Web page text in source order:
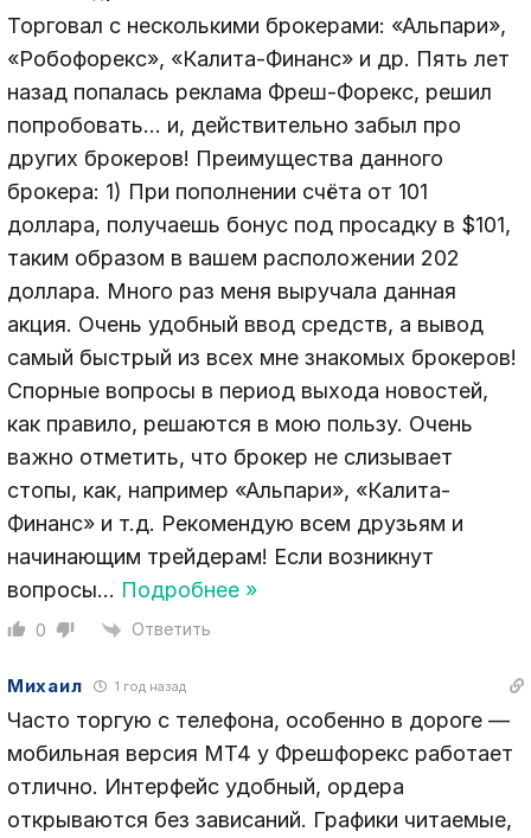
Торговал с несколькими брокерами: «Альпари»,
«Робофорекс», «Калита-Финанс» и др. Пять лет
назад попалась реклама Фреш-Форекс, решил
попробовать… и, действительно забыл про
других брокеров! Преимущества данного
брокера: 1) При пополнении счёта от 101
доллара, получаешь бонус под просадку в $101,
таким образом в вашем расположении 202
доллара. Много раз меня выручала данная
акция. Очень удобный ввод средств, а вывод
самый быстрый из всех мне знакомых брокеров!
Спорные вопросы в период выхода новостей,
как правило, решаются в мою пользу. Очень
важно отметить, что брокер не слизывает
стопы, как, например «Альпари», «Калита-
Финанс» и т.д. Рекомендую всем друзьям и
начинающим трейдерам! Если возникнут
вопросы… Подробнее »
0 Ответить
Михаил 1 год назад
Часто торгую с телефона, особенно в дороге —
мобильная версия MT4 у Фрешфорекс работает
отлично. Интерфейс удобный, ордера
открываются без зависаний. Графики читаемые,